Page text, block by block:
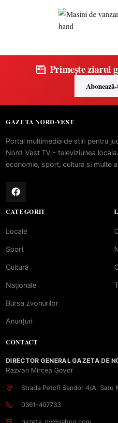
Primește ziarul
GAZETA NORD-VEST
Portal multimedia de stiri pentru
Nord-Vest TV - televiziunea
economie, sport, cultura si multe
CATEGORII
Locale
Sport
Cultură
Naționale
Bursa zvonurilor
Anunțuri
CONTACT
DIRECTOR GENERAL GAZETA DE
Razvan Mircea Govor
Strada Petofi Sandor 4/A, Satu
0361-407733